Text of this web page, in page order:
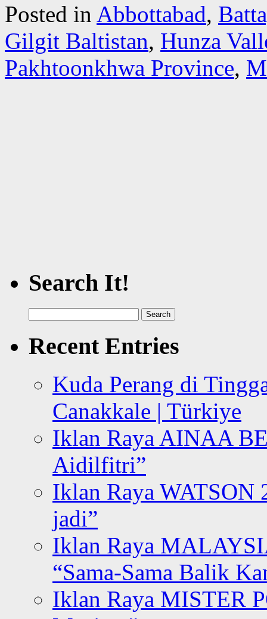
Posted in Abbottabad,
Gilgit Baltistan, Hunza
Pakhtoonkhwa Province,
Search It!
for:
Recent Entries
Kuda Perang di
Canakkale | Türkiye
Iklan Raya AINAA
Aidilfitri”
Iklan Raya WATSON
jadi”
Iklan Raya
“Sama-Sama Balik
Iklan Raya MISTER